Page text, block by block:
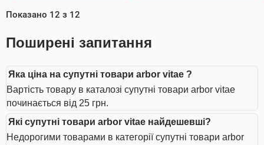
Показано 12 з 12
Поширені запитання
Яка ціна на супутні товари arbor vitae ?
Вартість товару в каталозі супутні товари arbor vitae
починається від 25 грн.
Які супутні товари arbor vitae найдешевші?
Недорогими товарами в категорії супутні товари arbor